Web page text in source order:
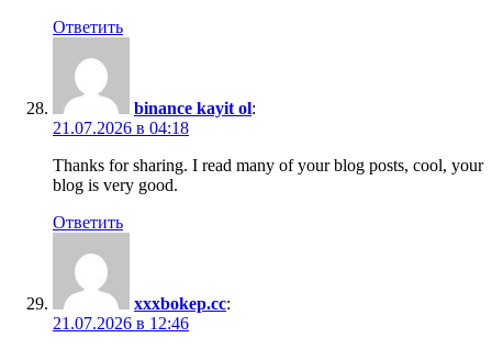
Ответить
binance kayit ol:
21.07.2026 в 04:18
Thanks for sharing. I read many of your blog posts, cool, your
blog is very good.
Ответить
xxxbokep.cc:
21.07.2026 в 12:46